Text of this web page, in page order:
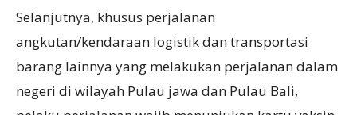
Selanjutnya, khusus perjalanan
angkutan/kendaraan logistik dan transportasi
barang lainnya yang melakukan perjalanan dalam
negeri di wilayah Pulau jawa dan Pulau Bali,